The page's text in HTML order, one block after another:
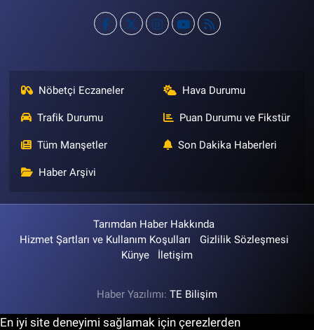
Nöbetçi Eczaneler Hava Durumu
Trafik Durumu Puan Durumu ve Fikstür
Tüm Manşetler Son Dakika Haberleri
Haber Arşivi
Tarımdan Haber Hakkında
Hizmet Şartları ve Kullanım Koşulları
Gizlilik Sözleşmesi
Künye
İletişim
Haber Yazılımı: TE Bilişim
En iyi site deneyimi sağlamak için çerezlerden